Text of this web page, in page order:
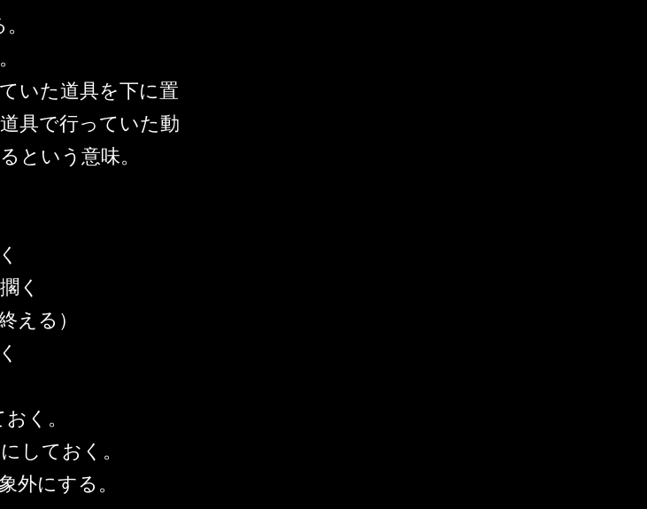
いた道具を下に置
具で行っていた動
という意味。
く
える）
く。
しておく。
外にする。